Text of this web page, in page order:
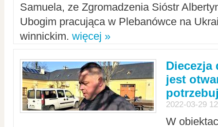
Samuela, ze Zgromadzenia Sióstr
Ubogim pracująca w Plebanówce na
winnickim. więcej »
Diecezja
jest
2022-03-29
W